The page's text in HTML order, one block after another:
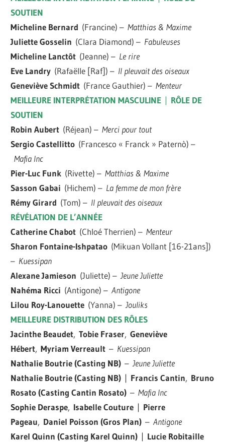
SOUTIEN
Micheline Bernard (Francine) –Matthias & Maxime
Juliette Gosselin (Clara Diamond) – Fabuleuses
Micheline Lanctôt (Jeanne) – Le rire
Eve Landry (Rafaëlle [Raf]) – Il pleuvait des oiseaux
Geneviève Schmidt (France Gauthier) –Menteur
MEILLEURE INTERPRÉTATION MASCULINE | RÔLE DE
SOUTIEN
Robin Aubert (Réjean) –Merci pour tout
Sergio Castellitto (Francesco « Franck » Paternò) –
Mafia Inc
Pier-Luc Funk (Rivette) –Matthias & Maxime
Sasson Gabai (Hichem) – La femme de mon frère
Rémy Girard (Tom) – Il pleuvait des oiseaux
RÉVÉLATION DE L’ANNÉE
Catherine Chabot (Chloé Therrien) –Menteur
Sharon Fontaine-Ishpatao (Mikuan Vollant [16-21ans])
– Kuessipan
Alexane Jamieson (Juliette) – Jeune Juliette
Nahéma Ricci (Antigone) –Antigone
Lilou Roy-Lanouette (Yanna) – Jouliks
MEILLEURE DISTRIBUTION DES RÔLES
Jacinthe Beaudet, Tobie Fraser, Geneviève
Hébert, Myriam Verreault– Kuessipan
Nathalie Boutrie (Casting NB)– Jeune Juliette
Nathalie Boutrie (Casting NB) | Francis Cantin, Bruno
Rosato (Casting Cantin Rosato)–Mafia Inc
Sophie Deraspe, Isabelle Couture | Pierre
Pageau, Daniel Poisson (Gros Plan)–Antigone
Karel Quinn (Casting Karel Quinn) | Lucie Robitaille